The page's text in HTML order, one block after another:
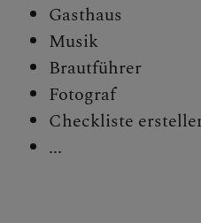
Gasthaus
Musik
Brautführer
Fotograf
Checkliste
...